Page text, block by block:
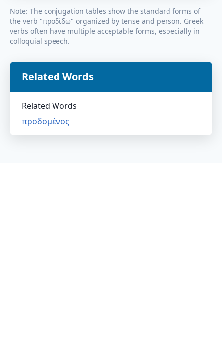
Note: The conjugation tables show the standard forms of
the verb "προδίδω" organized by tense and person. Greek
verbs often have multiple acceptable forms, especially in
colloquial speech.
Related Words
Related Words
προδομένος